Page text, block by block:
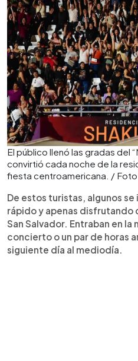
El público llenó las gradas del
convirtió cada noche de la
fiesta centroamericana. /
De estos turistas, algunos se
rápido y apenas disfrutando
San Salvador. Entraban en
concierto o un par de horas
siguiente día al mediodía.